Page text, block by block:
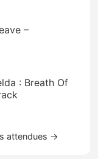
–
: Breath Of
attendues →